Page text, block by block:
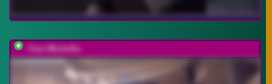
-Your-Michelle-